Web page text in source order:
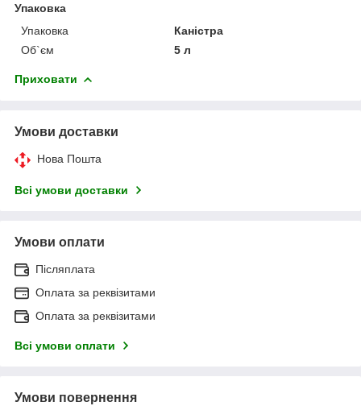
Упаковка
Упаковка
Каністра
Об`єм
5 л
Приховати
Умови доставки
Нова Пошта
Всі умови доставки
Умови оплати
Післяплата
Оплата за реквізитами
Оплата за реквізитами
Всі умови оплати
Умови повернення